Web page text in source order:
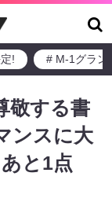
! # M-1グラン
敬する書
ンスに大
と1点